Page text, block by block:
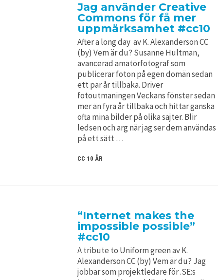
Jag använder Creative
Commons för få mer
uppmärksamhet #cc10
After a long day av K. Alexanderson CC
(by) Vem är du? Susanne Hultman,
avancerad amatörfotograf som
publicerar foton på egen domän sedan
ett par år tillbaka. Driver
fotoutmaningen Veckans fönster sedan
mer än fyra år tillbaka och hittar ganska
ofta mina bilder på olika sajter. Blir
ledsen och arg när jag ser dem användas
på ett sätt …
CC 10 ÅR
“Internet makes the
impossible possible”
#cc10
A tribute to Uniform green av K.
Alexanderson CC (by) Vem är du? Jag
jobbar som projektledare för .SE:s